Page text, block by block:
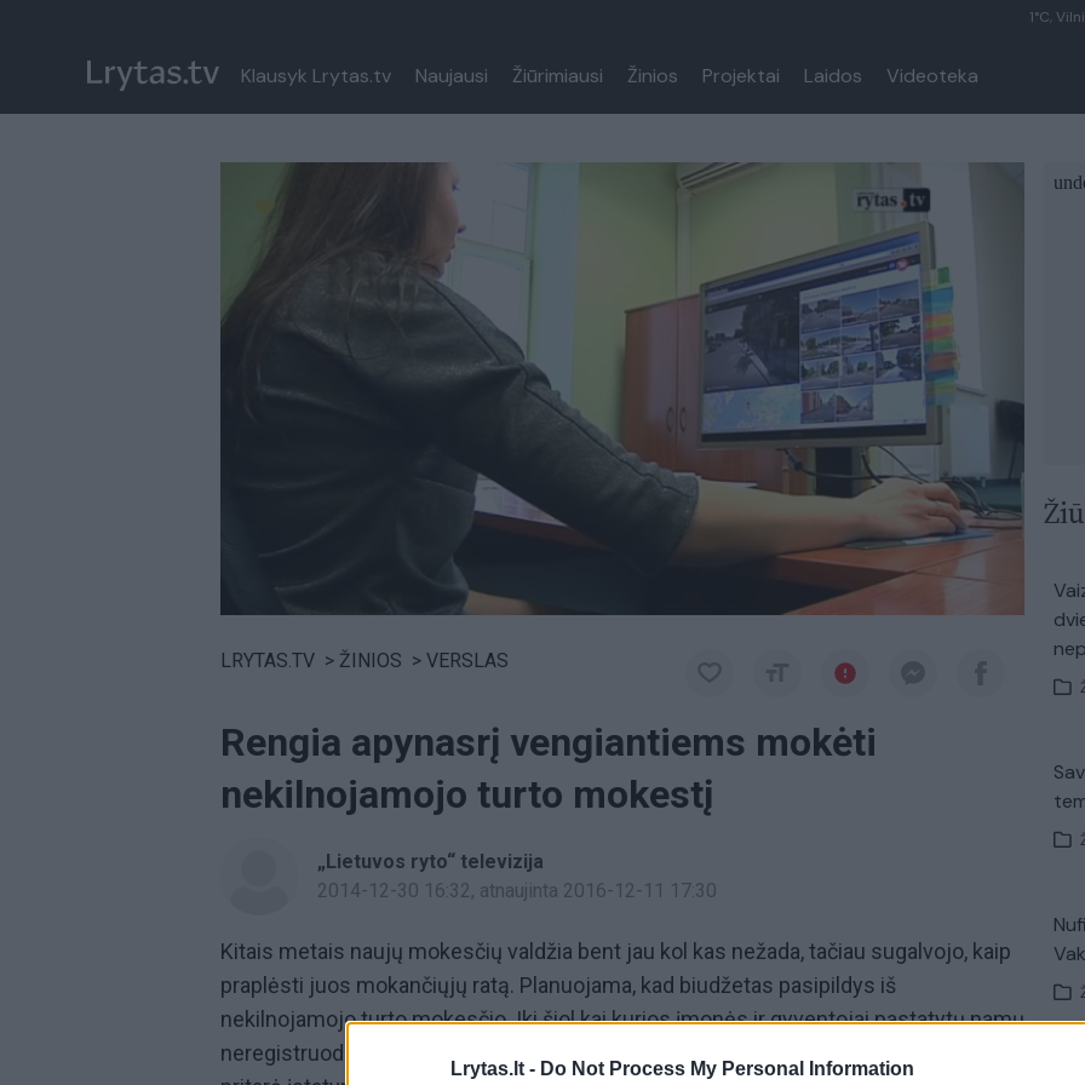
Lrytas.lt - Do Not Process My Personal Information
1°C,
Klausyk Lrytas.tv Naujausi Žiūrimiausi Žinios Projektai Laidos Videoteka
LRYTAS.TV > ŽINIOS > VERSLAS
Rengia apynasrį vengiantiems mokėti
nekilnojamojo turto mokestį
„Lietuvos ryto“ televizija
2014-12-30 16:32, atnaujinta 2016-12-11 17:30
Kitais metais naujų mokesčių valdžia bent jau kol kas nežada, tačiau sugalvojo, kaip
praplėsti juos mokančiųjų ratą. Planuojama, kad biudžetas pasipildys iš
nekilnojamojo turto mokesčio. Iki šiol kai kurios įmonės ir gyventojai pastatytų namų
neregistruodavo Registrų centre ir taip išvengdavo šio mokesčio. Vyriausybė jau